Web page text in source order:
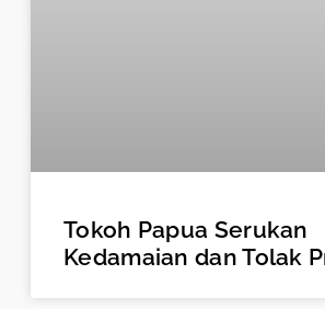
Tokoh Papua Serukan
Kedamaian dan Tolak